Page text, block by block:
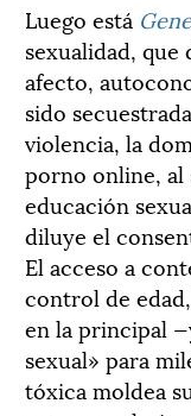
Luego está
sexualidad, que
afecto,
sido
violencia, la
porno online,
educación
diluye el
El acceso a
control de
en la principal
sexual» para
tóxica moldea